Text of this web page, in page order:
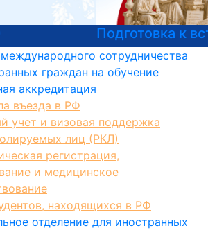
испытаниям
сотрудничества
граждан на обучение
аккредитация
въезда в РФ
учет и визовая поддержка
лиц (РКЛ)
регистрация,
и медицинское
находящихся в РФ
отделение для иностранных